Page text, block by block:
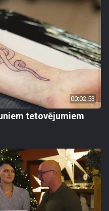
00:02:53
tetovējumiem